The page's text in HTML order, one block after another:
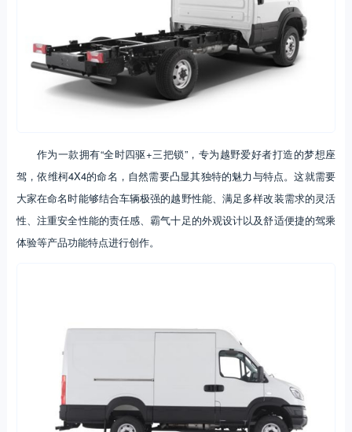
作为一款拥有“全时四驱+三把锁”，专为越野爱好者打造的梦想座
驾，依维柯4X4的命名，自然需要凸显其独特的魅力与特点。这就需要
大家在命名时能够结合车辆极强的越野性能、满足多样改装需求的灵活
性、注重安全性能的责任感、霸气十足的外观设计以及舒适便捷的驾乘
体验等产品功能特点进行创作。